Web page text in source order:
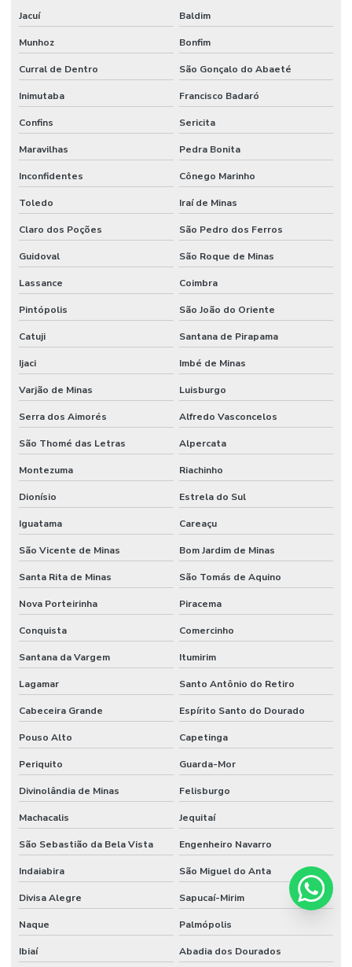
Jacuí Baldim
Munhoz Bonfim
Curral de Dentro São Gonçalo do Abaeté
Inimutaba Francisco Badaró
Confins Sericita
Maravilhas Pedra Bonita
Inconfidentes Cônego Marinho
Toledo Iraí de Minas
Claro dos Poções São Pedro dos Ferros
Guidoval São Roque de Minas
Lassance Coimbra
Pintópolis São João do Oriente
Catuji Santana de Pirapama
Ijaci Imbé de Minas
Varjão de Minas Luisburgo
Serra dos Aimorés Alfredo Vasconcelos
São Thomé das Letras Alpercata
Montezuma Riachinho
Dionísio Estrela do Sul
Iguatama Careaçu
São Vicente de Minas Bom Jardim de Minas
Santa Rita de Minas São Tomás de Aquino
Nova Porteirinha Piracema
Conquista Comercinho
Santana da Vargem Itumirim
Lagamar Santo Antônio do Retiro
Cabeceira Grande Espírito Santo do Dourado
Pouso Alto Capetinga
Periquito Guarda-Mor
Divinolândia de Minas Felisburgo
Machacalis Jequitaí
São Sebastião da Bela Vista Engenheiro Navarro
Indaiabira São Miguel do Anta
Divisa Alegre Sapucaí-Mirim
Naque Palmópolis
Ibiaí Abadia dos Dourados